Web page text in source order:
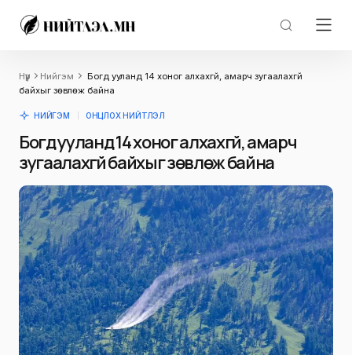
Нүүр Нийгэм
Богд ууланд 14 хоног алхахгүй, амарч зугаалахгүй
байхыг зөвлөж байна
НИЙГЭМ ОНЦЛОХ НИЙТЛЭЛ
Богд ууланд 14 хоног алхахгүй, амарч
зугаалахгүй байхыг зөвлөж байна